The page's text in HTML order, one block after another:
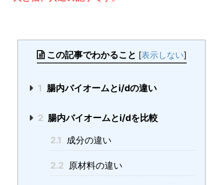
この記事でわかること [表示しない]
1 腸内バイオームとi/dの違い
2 腸内バイオームとi/dを比較
2.1 成分の違い
2.2 原材料の違い